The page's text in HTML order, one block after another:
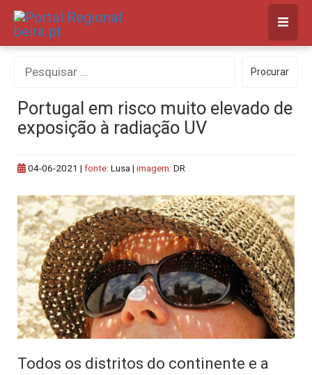
Skip
por:
Procurar
Portugal em risco muito elevado de
exposição à radiação UV
04-06-2021 | fonte: Lusa | imagem: DR
Todos os distritos do continente e a